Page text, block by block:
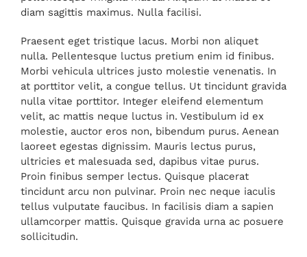
diam sagittis maximus. Nulla facilisi.
Praesent eget tristique lacus. Morbi non aliquet
nulla. Pellentesque luctus pretium enim id finibus.
Morbi vehicula ultrices justo molestie venenatis. In
at porttitor velit, a congue tellus. Ut tincidunt gravida
nulla vitae porttitor. Integer eleifend elementum
velit, ac mattis neque luctus in. Vestibulum id ex
molestie, auctor eros non, bibendum purus. Aenean
laoreet egestas dignissim. Mauris lectus purus,
ultricies et malesuada sed, dapibus vitae purus.
Proin finibus semper lectus. Quisque placerat
tincidunt arcu non pulvinar. Proin nec neque iaculis
tellus vulputate faucibus. In facilisis diam a sapien
ullamcorper mattis. Quisque gravida urna ac posuere
sollicitudin.